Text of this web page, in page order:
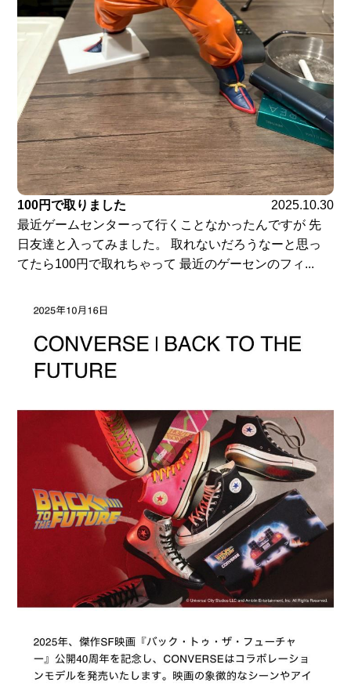
100円で取りました
2025.10.30
最近ゲームセンターって行くことなかったんですが 先
日友達と入ってみました。 取れないだろうなーと思っ
てたら100円で取れちゃって 最近のゲーセンのフィ...